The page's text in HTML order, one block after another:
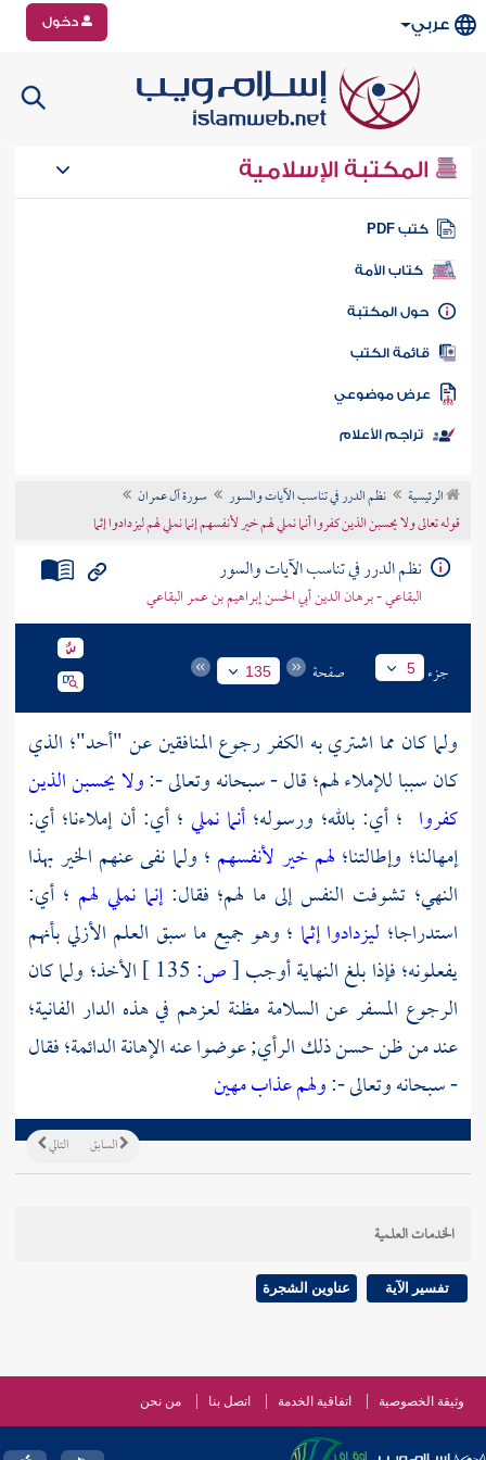
عربي دخول
المكتبة الإسلامية
كتب PDF
كتاب الأمة
المكتبة
الكتب
موضوعي
تراجم الأعلام
الرئيسية نظم الدرر في تناسب الآيات والسور
سورة آل عمران
قوله تعالى ولا يحسبن الذين كفروا أنما نملي لهم خير لأنفسهم إنما نملي لهم ليزدادوا إثما
نظم الدرر في تناسب الآيات والسور
البقاعي - برهان الدين أبي الحسن إبراهيم بن عمر البقاعي
جزء 5 صفحة 135
ولما كان مما اشتري به الكفر رجوع المنافقين عن"أحد"؛ الذي
كان سببا للإملاء لهم؛ قال - سبحانه وتعالى -:ولا يحسبن الذين
كفروا ؛ أي: بالله؛ ورسوله؛ أنما نملي ؛ أي: أن إملاءنا؛ أي:
إمهالنا؛ وإطالتنا؛ لهم خير لأنفسهم ؛ ولما نفى عنهم الخير بهذا
النهي؛ تشوفت النفس إلى ما لهم؛ فقال:إنما نملي لهم ؛ أي:
استدراجا؛ ليزدادوا إثما ؛ وهو جميع ما سبق العلم الأزلي بأنهم
يفعلونه؛ فإذا بلغ النهاية أوجب[ص:
الأخذ؛ ولما كان
الرجوع المسفر عن السلامة مظنة لعزهم في هذه الدار الفانية؛
عند من ظن حسن ذلك الرأي; عوضوا عنه الإهانة الدائمة؛ فقال
- سبحانه وتعالى -:ولهم عذاب مهين
التالي السابق
الخدمات العلمية
تفسير الآية عناوين الشجرة
وثيقة الخصوصية اتفاقية الخدمة اتصل بنا من نحن